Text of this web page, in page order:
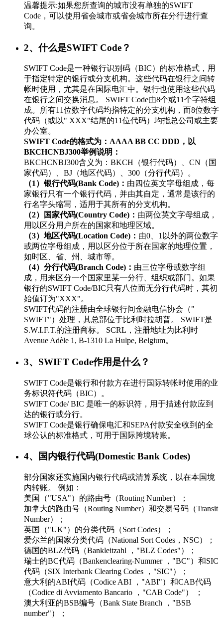
温馨提示:如果您所查询的城市没有单独的SWIFT
Code，可以使用省会城市或省会城市所在分行进行查
询。
2、什么是SWIFT Code？
SWIFT Code是一种银行识别码（BIC）的标准格式，用
于指定特定的银行或分支机构。这些代码在银行之间转
帐时使用，尤其是在国际电汇中。银行也使用这些代码
在银行之间交换消息。 SWIFT Code由8个或11个字符组
成。所有11位数字代码均指特定的分支机构，而8位数字
代码（或以" XXX"结尾的11位代码）均指总公司或主要
办公室。
SWIFT Code的格式为：AAAA BB CC DDD，以
BKCHCNBJ300举例说明：
BKCHCNBJ300含义为：BKCH（银行代码）、CN（国
家代码）、BJ（地区代码）、300（分行代码）。
（1）银行代码(Bank Code)： 由四位英文字母组成，每
家银行只有一个银行代码，并由其自定，通常是该行的
行名字头缩写，适用于其所有的分支机构。
（2）国家代码(Country Code)： 由两位英文字母组成，
用以区分用户所在的国家和地理区域。
（3）地区代码(Location Code)： 由0、1以外的两位数字
或两位字母组成，用以区分位于所在国家的地理位置，
如时区、省、州、城市等。
（4）分行代码(Branch Code)： 由三位字母或数字组
成，用来区分一个国家里某一分行、组织或部门。如果
银行的SWIFT Code/BIC只有八位而无分行代码时，其初
始值订为"XXX"。
SWIFT代码的注册由全球银行间金融电信协会（"
SWIFT"）处理，其总部位于比利时拉胡普。 SWIFT是
S.W.I.F.T.的注册商标。 SCRL，注册地址为比利时
Avenue Adèle 1, B-1310 La Hulpe, Belgium。
3、SWIFT Code作用是什么？
SWIFT Code是银行和付款方在进行国际转帐时使用的业
务标识符代码（BIC）。
SWIFT Code/ BIC 是唯一的标识符，用于描述付款应到
达的银行或分行。
SWIFT Code是银行确保电汇和SEPA付款安全收到的全
球公认的标准格式，可用于国际跨境转账。
4、国内银行代码(Domestic Bank Codes)
部分国家还实施国内银行代码或清算系统，以在本国境
内转账。 例如：
美国（"USA"）的路由号（Routing Number）；
加拿大的路由号（Routing Number）和交易号码（Transit
Number）；
英国（"UK"）的分类代码（Sort Codes）；
爱尔兰的国家分类代码（National Sort Codes，NSC）；
德国的BLZ代码（Bankleitzahl ，"BLZ Codes"）；
瑞士的BC代码（Bankenclearing-Nummer ，"BC"）和SIC
代码（SIX Interbank Clearing Codes ，"SIC"）；
意大利的ABI代码（Codice ABI ，"ABI"）和CAB代码
（Codice di Avviamento Bancario ，"CAB Code"） ；
澳大利亚的BSB编号（Bank State Branch ，"BSB
number"）；